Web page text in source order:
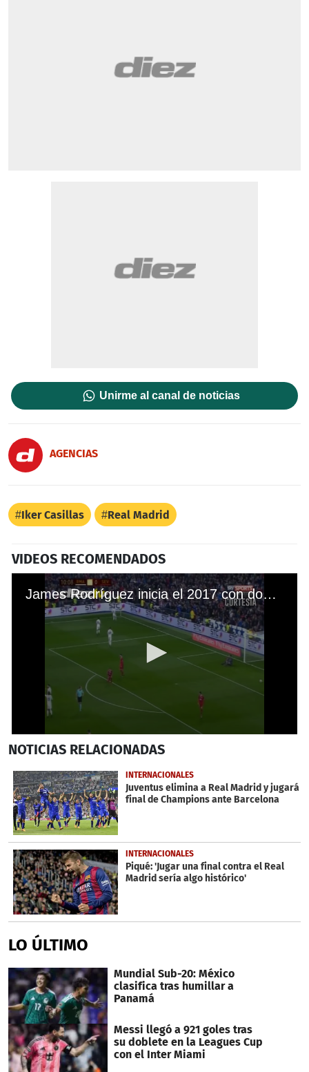
Unirme al canal de noticias
AGENCIAS
Iker Casillas Real Madrid
VIDEOS RECOMENDADOS
James Rodríguez inicia el 2017 con doblete en el Bernabéu
seconds
32
seconds
NOTICIAS RELACIONADAS
INTERNACIONALES
Juventus elimina a Real Madrid y jugará
final de Champions ante Barcelona
INTERNACIONALES
Piqué: 'Jugar una final contra el Real
Madrid sería algo histórico'
LO ÚLTIMO
Mundial Sub-20: México
clasifica tras humillar a
Panamá
Messi llegó a 921 goles tras
su doblete en la Leagues Cup
con el Inter Miami